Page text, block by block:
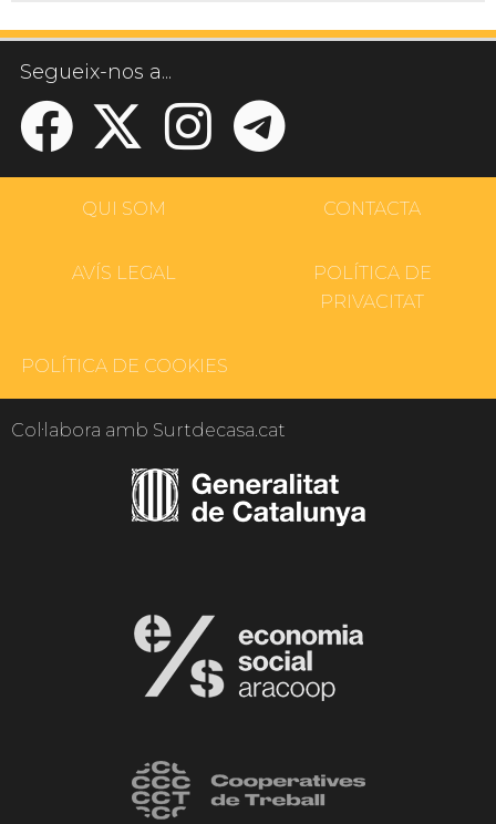
Segueix-nos a...
QUI SOM CONTACTA
AVÍS LEGAL
POLÍTICA DE
PRIVACITAT
POLÍTICA DE COOKIES
Col·labora amb Surtdecasa.cat